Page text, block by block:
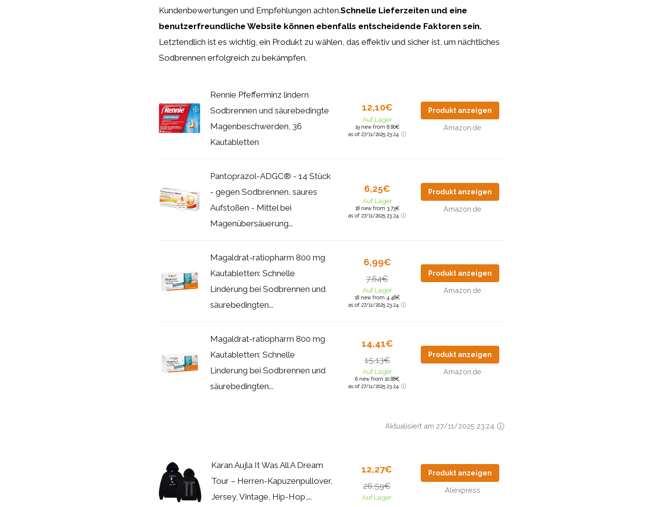
Kundenbewertungen und Empfehlungen achten.Schnelle Lieferzeiten und eine
benutzerfreundliche Website können ebenfalls entscheidende Faktoren sein.
Letztendlich ist es wichtig, ein Produkt zu wählen, das effektiv und sicher ist, um nächtliches
Sodbrennen erfolgreich zu bekämpfen.
Rennie Pfefferminz lindern
Sodbrennen und säurebedingte
Magenbeschwerden, 36
Kautabletten
12,10€
Auf Lager
19 new from 8,80€
as of 27/11/2025 23:24
Produkt anzeigen
Amazon.de
Pantoprazol-ADGC® - 14 Stück
- gegen Sodbrennen, saures
Aufstoßen - Mittel bei
Magenübersäuerung...
6,25€
Auf Lager
18 new from 3,73€
as of 27/11/2025 23:24
Produkt anzeigen
Amazon.de
Magaldrat-ratiopharm 800 mg
Kautabletten: Schnelle
Linderung bei Sodbrennen und
säurebedingten...
6,99€
7,64€
Auf Lager
18 new from 4,48€
as of 27/11/2025 23:24
Produkt anzeigen
Amazon.de
Magaldrat-ratiopharm 800 mg
Kautabletten: Schnelle
Linderung bei Sodbrennen und
säurebedingten...
14,41€
15,13€
Auf Lager
6 new from 10,88€
as of 27/11/2025 23:24
Produkt anzeigen
Amazon.de
Aktualisiert am 27/11/2025 23:24
Karan Aujla It Was All A Dream
Tour – Herren-Kapuzenpullover,
Jersey, Vintage, Hip-Hop,...
12,27€
26,59€
Auf Lager
Produkt anzeigen
Aliexpress